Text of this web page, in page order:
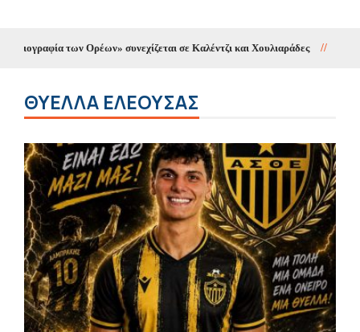
Ορέων» συνεχίζεται σε Καλέντζι και Χουλιαράδες // Κυκλοφοριακές
ΘΎΕΛΛΑ ΕΛΕΟΎΣΑΣ